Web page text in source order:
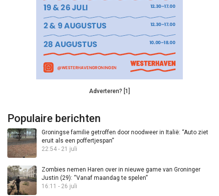
Adverteren? [1]
Populaire berichten
Groningse familie getroffen door noodweer in Italië: “Auto ziet
eruit als een poffertjespan”
22:54 - 21 juli
Zombies nemen Haren over in nieuwe game van Groninger
Justin (29): “Vanaf maandag te spelen”
16:11 - 26 juli